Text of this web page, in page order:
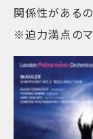
関係性があるの
※迫力満点のマ